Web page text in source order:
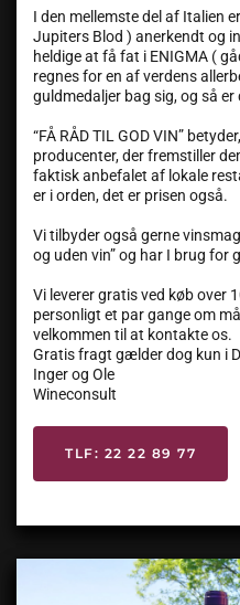
I den mellemste del af Italien
Jupiters Blod ) anerkendt og
heldige at få fat i ENIGMA (
regnes for en af verdens
guldmedaljer bag sig, og så
“FÅ RÅD TIL GOD VIN”
producenter, der fremstiller
faktisk anbefalet af lokale
er i orden, det er prisen også.
Vi tilbyder også gerne
og uden vin” og har I brug for
Vi leverer gratis ved køb over
personligt et par gange om
velkommen til at kontakte os.
Gratis fragt gælder dog kun i
Inger og Ole
Wineconsult
TLF: 22 22 89 77